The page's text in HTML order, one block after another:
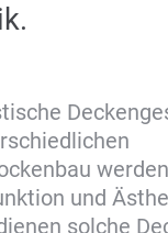
und
solche